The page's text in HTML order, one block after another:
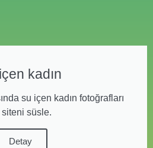
kadın
su içen kadın fotoğrafları
siteni süsle.
Detay